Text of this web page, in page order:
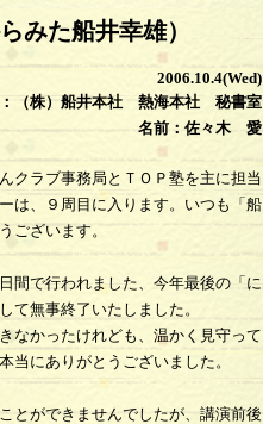
みた船井幸雄）
2006.10.4(Wed)
（株）船井本社 熱海本社 秘書室
名前：佐々木 愛
クラブ事務局とＴＯＰ塾を主に担当
は、９周目に入ります。いつも「船
ございます。
間で行われました、今年最後の「に
て無事終了いたしました。
なかったけれども、温かく見守って
当にありがとうございました。
とができませんでしたが、講演前後